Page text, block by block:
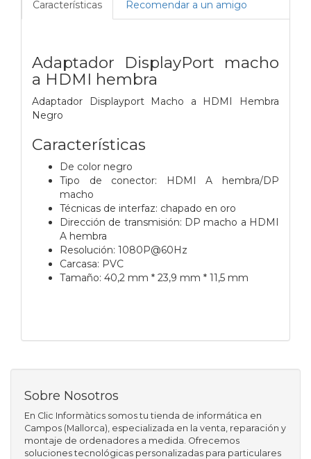
Características Recomendar a un amigo
Adaptador DisplayPort macho
a HDMI hembra
Adaptador Displayport Macho a HDMI Hembra
Negro
Características
De color negro
Tipo de conector: HDMI A hembra/DP
macho
Técnicas de interfaz: chapado en oro
Dirección de transmisión: DP macho a HDMI
A hembra
Resolución: 1080P@60Hz
Carcasa: PVC
Tamaño: 40,2 mm * 23,9 mm * 11,5 mm
Sobre Nosotros
En Clic Informàtics somos tu tienda de informática en
Campos (Mallorca), especializada en la venta, reparación y
montaje de ordenadores a medida. Ofrecemos
soluciones tecnológicas personalizadas para particulares